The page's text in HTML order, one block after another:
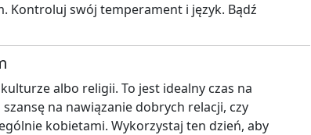
Kontroluj swój temperament i język. Bądź
albo religii. To jest idealny czas na
na nawiązanie dobrych relacji, czy
kobietami. Wykorzystaj ten dzień, aby